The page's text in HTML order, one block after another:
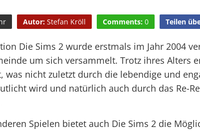
Autor: Stefan Kröll Comments: 0 Teilen
Die Sims 2 wurde erstmals im Jahr 2004
um sich versammelt. Trotz ihres Alters
was nicht zuletzt durch die lebendige und
wird und natürlich auch durch das Re-
Spielen bietet auch Die Sims 2 die